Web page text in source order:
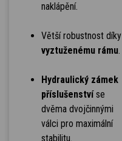
naklápění.
Větší robustnost díky
vyztuženému rámu.
Hydraulický zámek
příslušenstvíse
dvěma dvojčinnými
válci pro maximální
stabilitu.